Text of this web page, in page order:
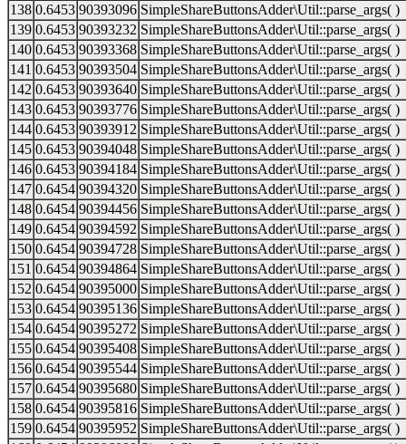
138 0.6453 90393096 SimpleShareButtonsAdder\Util::parse_args( )
139 0.6453 90393232 SimpleShareButtonsAdder\Util::parse_args( )
140 0.6453 90393368 SimpleShareButtonsAdder\Util::parse_args( )
141 0.6453 90393504 SimpleShareButtonsAdder\Util::parse_args( )
142 0.6453 90393640 SimpleShareButtonsAdder\Util::parse_args( )
143 0.6453 90393776 SimpleShareButtonsAdder\Util::parse_args( )
144 0.6453 90393912 SimpleShareButtonsAdder\Util::parse_args( )
145 0.6453 90394048 SimpleShareButtonsAdder\Util::parse_args( )
146 0.6453 90394184 SimpleShareButtonsAdder\Util::parse_args( )
147 0.6454 90394320 SimpleShareButtonsAdder\Util::parse_args( )
148 0.6454 90394456 SimpleShareButtonsAdder\Util::parse_args( )
149 0.6454 90394592 SimpleShareButtonsAdder\Util::parse_args( )
150 0.6454 90394728 SimpleShareButtonsAdder\Util::parse_args( )
151 0.6454 90394864 SimpleShareButtonsAdder\Util::parse_args( )
152 0.6454 90395000 SimpleShareButtonsAdder\Util::parse_args( )
153 0.6454 90395136 SimpleShareButtonsAdder\Util::parse_args( )
154 0.6454 90395272 SimpleShareButtonsAdder\Util::parse_args( )
155 0.6454 90395408 SimpleShareButtonsAdder\Util::parse_args( )
156 0.6454 90395544 SimpleShareButtonsAdder\Util::parse_args( )
157 0.6454 90395680 SimpleShareButtonsAdder\Util::parse_args( )
158 0.6454 90395816 SimpleShareButtonsAdder\Util::parse_args( )
159 0.6454 90395952 SimpleShareButtonsAdder\Util::parse_args( )